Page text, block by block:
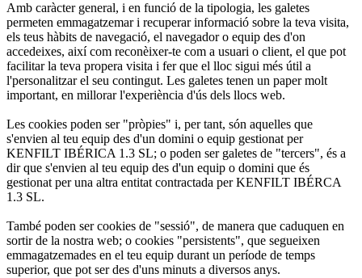
Amb caràcter general, i en funció de la tipologia, les galetes
permeten emmagatzemar i recuperar informació sobre la teva visita,
els teus hàbits de navegació, el navegador o equip des d'on
accedeixes, així com reconèixer-te com a usuari o client, el que pot
facilitar la teva propera visita i fer que el lloc sigui més útil a
l'personalitzar el seu contingut. Les galetes tenen un paper molt
important, en millorar l'experiència d'ús dels llocs web.
Les cookies poden ser "pròpies" i, per tant, són aquelles que
s'envien al teu equip des d'un domini o equip gestionat per
KENFILT IBÉRICA 1.3 SL; o poden ser galetes de "tercers", és a
dir que s'envien al teu equip des d'un equip o domini que és
gestionat per una altra entitat contractada per KENFILT IBÉRCA
1.3 SL.
També poden ser cookies de "sessió", de manera que caduquen en
sortir de la nostra web; o cookies "persistents", que segueixen
emmagatzemades en el teu equip durant un període de temps
superior, que pot ser des d'uns minuts a diversos anys.